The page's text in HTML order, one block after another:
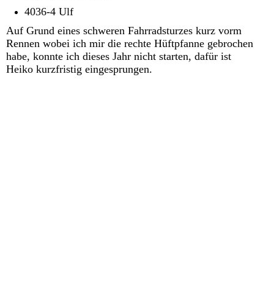
4036-4 Ulf
Auf Grund eines schweren Fahrradsturzes kurz vorm
Rennen wobei ich mir die rechte Hüftpfanne gebrochen
habe, konnte ich dieses Jahr nicht starten, dafür ist
Heiko kurzfristig eingesprungen.